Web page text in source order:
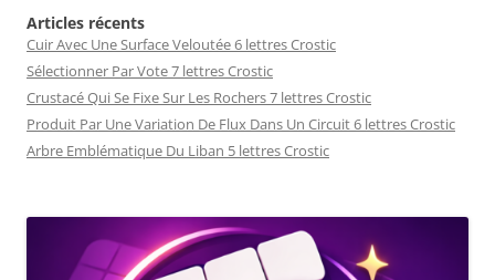
Articles récents
Cuir Avec Une Surface Veloutée 6 lettres Crostic
Sélectionner Par Vote 7 lettres Crostic
Crustacé Qui Se Fixe Sur Les Rochers 7 lettres Crostic
Produit Par Une Variation De Flux Dans Un Circuit 6 lettres Crostic
Arbre Emblématique Du Liban 5 lettres Crostic